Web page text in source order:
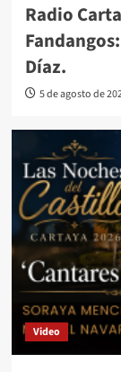
Radio
Díaz.
5 de agosto de
Video